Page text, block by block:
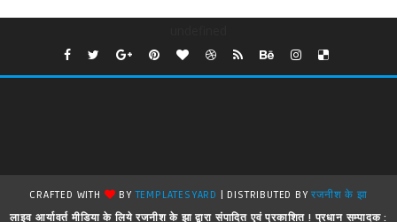
CRAFTED WITH BYTEMPLATESYARD | DISTRIBUTED BYरजनीश के झा
लाइव आर्यावर्त मीडिया के लिये रजनीश के झा द्वारा संपादित एवं प्रकाशित ! प्रधान सम्पादक :